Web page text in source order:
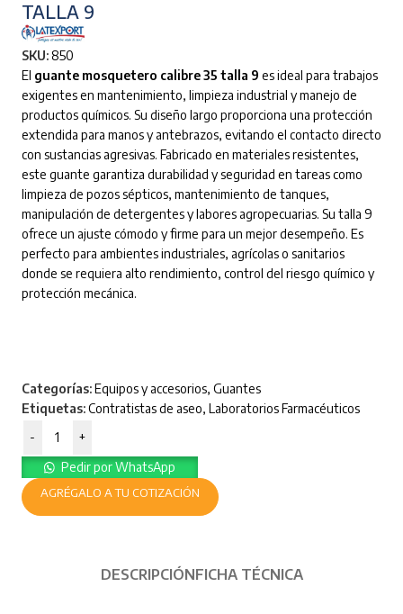
TALLA 9
SKU:850
El guante mosquetero calibre 35 talla 9 es ideal para trabajos
exigentes en mantenimiento, limpieza industrial y manejo de
productos químicos. Su diseño largo proporciona una protección
extendida para manos y antebrazos, evitando el contacto directo
con sustancias agresivas. Fabricado en materiales resistentes,
este guante garantiza durabilidad y seguridad en tareas como
limpieza de pozos sépticos, mantenimiento de tanques,
manipulación de detergentes y labores agropecuarias. Su talla 9
ofrece un ajuste cómodo y firme para un mejor desempeño. Es
perfecto para ambientes industriales, agrícolas o sanitarios
donde se requiera alto rendimiento, control del riesgo químico y
protección mecánica.
Categorías:Equipos y accesorios, Guantes
Etiquetas:Contratistas de aseo, Laboratorios Farmacéuticos
-
+
Pedir por WhatsApp
AGRÉGALO A TU COTIZACIÓN
DESCRIPCIÓNFICHA TÉCNICA